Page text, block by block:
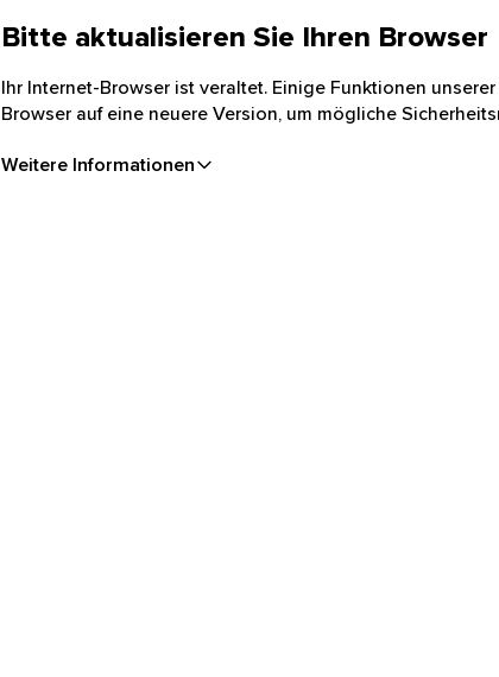
Bitte aktualisieren Sie Ihren Browser
Ihr Internet-Browser ist veraltet. Einige Funktionen
Browser auf eine neuere Version, um mögliche
Weitere Informationen